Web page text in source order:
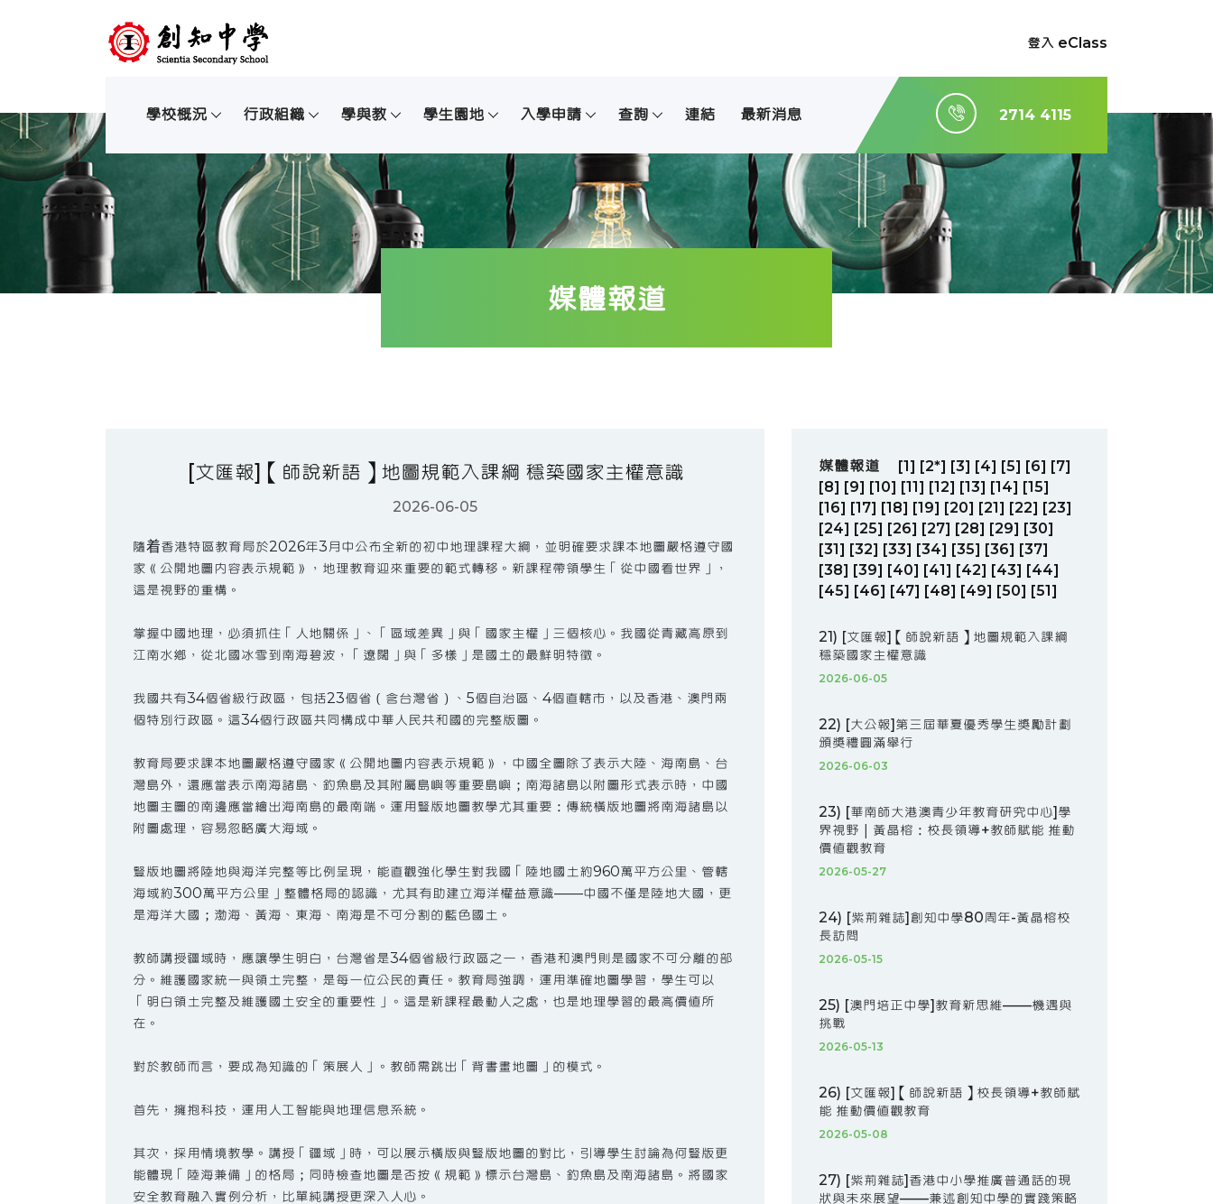
登入 eClass
學校概況 行政組織 學與教 學生園地 入學申請 查詢 連結 最新消息 2714 4115
媒體報道
[文匯報]【師說新語】地圖規範入課綱 穩築國家主權意識
2026-06-05
隨着香港特區教育局於2026年3月中公布全新的初中地理課程大綱，並明確要求課本地圖嚴格遵守國
家《公開地圖內容表示規範》，地理教育迎來重要的範式轉移。新課程帶領學生「從中國看世界」，
這是視野的重構。
掌握中國地理，必須抓住「人地關係」、「區域差異」與「國家主權」三個核心。我國從青藏高原到
江南水鄉，從北國冰雪到南海碧波，「遼闊」與「多樣」是國土的最鮮明特徵。
我國共有34個省級行政區，包括23個省（含台灣省）、5個自治區、4個直轄市，以及香港、澳門兩
個特別行政區。這34個行政區共同構成中華人民共和國的完整版圖。
教育局要求課本地圖嚴格遵守國家《公開地圖內容表示規範》，中國全圖除了表示大陸、海南島、台
灣島外，還應當表示南海諸島、釣魚島及其附屬島嶼等重要島嶼；南海諸島以附圖形式表示時，中國
地圖主圖的南邊應當繪出海南島的最南端。運用豎版地圖教學尤其重要：傳統橫版地圖將南海諸島以
附圖處理，容易忽略廣大海域。
豎版地圖將陸地與海洋完整等比例呈現，能直觀強化學生對我國「陸地國土約960萬平方公里、管轄
海域約300萬平方公里」整體格局的認識，尤其有助建立海洋權益意識——中國不僅是陸地大國，更
是海洋大國；渤海、黃海、東海、南海是不可分割的藍色國土。
教師講授疆域時，應讓學生明白，台灣省是34個省級行政區之一，香港和澳門則是國家不可分離的部
分。維護國家統一與領土完整，是每一位公民的責任。教育局強調，運用準確地圖學習，學生可以
「明白領土完整及維護國土安全的重要性」。這是新課程最動人之處，也是地理學習的最高價值所
在。
對於教師而言，要成為知識的「策展人」。教師需跳出「背書畫地圖」的模式。
首先，擁抱科技，運用人工智能與地理信息系統。
其次，採用情境教學。講授「疆域」時，可以展示橫版與豎版地圖的對比，引導學生討論為何豎版更
能體現「陸海兼備」的格局；同時檢查地圖是否按《規範》標示台灣島、釣魚島及南海諸島。將國家
安全教育融入實例分析，比單純講授更深入人心。
媒體報道 [1] [2*] [3] [4] [5] [6] [7]
[8] [9] [10] [11] [12] [13] [14] [15]
[16] [17] [18] [19] [20] [21] [22] [23]
[24] [25] [26] [27] [28] [29] [30]
[31] [32] [33] [34] [35] [36] [37]
[38] [39] [40] [41] [42] [43] [44]
[45] [46] [47] [48] [49] [50] [51]
21) [文匯報]【師說新語】地圖規範入課綱
穩築國家主權意識
2026-06-05
22) [大公報]第三屆華夏優秀學生獎勵計劃
頒獎禮圓滿舉行
2026-06-03
23) [華南師大港澳青少年教育研究中心]學
界視野｜黃晶榕：校長領導+教師賦能 推動
價值觀教育
2026-05-27
24) [紫荊雜誌]創知中學80周年-黃晶榕校
長訪問
2026-05-15
25) [澳門培正中學]教育新思維——機遇與
挑戰
2026-05-13
26) [文匯報]【師說新語】校長領導+教師賦
能 推動價值觀教育
2026-05-08
27) [紫荊雜誌]香港中小學推廣普通話的現
狀與未來展望——兼述創知中學的實踐策略